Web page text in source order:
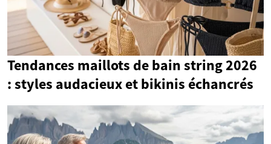
Tendances maillots de bain string 2026
: styles audacieux et bikinis échancrés